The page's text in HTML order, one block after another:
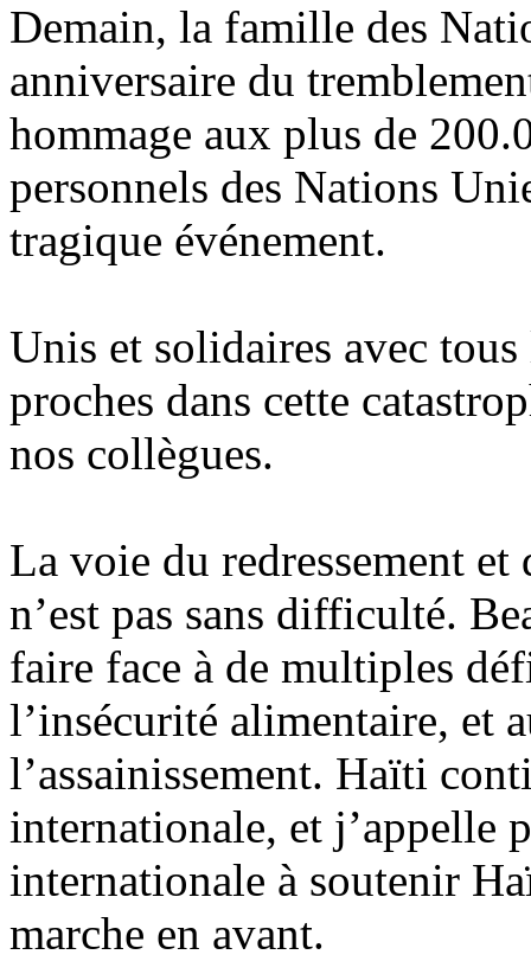
Demain, la famille des
anniversaire du
hommage aux plus de
personnels des Nations
tragique événement.
Unis et solidaires avec
proches dans cette
nos collègues.
La voie du redressement
n’est pas sans difficulté.
faire face à de multiples
l’insécurité alimentaire, et
l’assainissement. Haïti
internationale, et j’appelle
internationale à soutenir
marche en avant.